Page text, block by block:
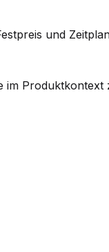
und
im Produktkontext